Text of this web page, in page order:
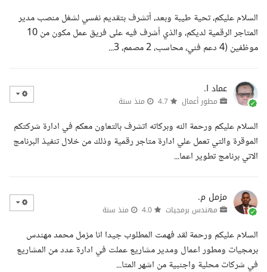
السلام عليكم، تحية طيبة وبعد، أتشرف بتقديم نفسي لشغل منصب مدير
المتاجر الرقمية لديكم، والذي أشرف فيه على فريق عمل مكون من 10
موظفين (4 دعم فني، محاسب، 2 مصمم، 3...
عماد ا.
مطور أعمال منذ سنة
السلام عليكم ورحمة الله وبركاته اتشرف بالتعاون معكم في ادارة شركتكم
الموقرة والتي تعمل علي ادارة متاجر رقمية وذلك من خلال تنفيذ البرنامج
الاتي برنامج تطوير اعما...
مزمل م.
مهندس برمجيات منذ سنة
السلام عليكم ورحمة لقد فهمت المطلوب جيدا انا مزمل محمد مهندس
برمجيات ومطور اعمال ومدير مشاريع عملت في ادارة عدد من المشاريع
في شركات محلية واجنبية من اشهر المتا...